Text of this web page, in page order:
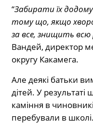
“Забирати їх
тому що, якщо
за все, знищить всю
Вандей, директор
округу Какамега.
Але деякі батьки
дітей. У
каміння в
перебували в школі.